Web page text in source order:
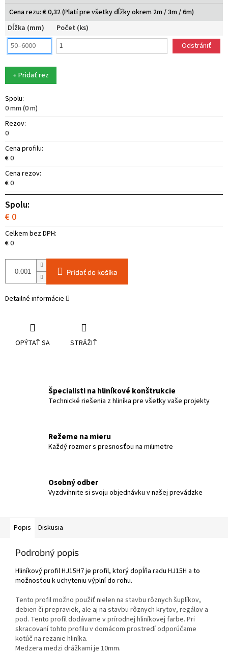
Cena rezu: € 0,32 (Platí pre všetky dĺžky okrem 2m / 3m / 6m)
Dĺžka (mm)
Počet (ks)
Odstrániť
+ Pridať rez
Spolu:
0 mm (0 m)
Rezov:
0
Cena profilu:
€ 0
Cena rezov:
€ 0
Spolu:
€ 0
Celkem bez DPH:
€ 0
Pridať do košíka
Detailné informácie
OPÝTAŤ SA STRÁŽIŤ
Špecialisti na hliníkové konštrukcie
Technické riešenia z hliníka pre všetky vaše projekty
Režeme na mieru
Každý rozmer s presnosťou na milimetre
Osobný odber
Vyzdvihnite si svoju objednávku v našej prevádzke
Popis Diskusia
Podrobný popis
Hliníkový profil HJ15H7 je profil, ktorý dopĺňa radu HJ15H a to
možnosťou k uchyteniu výplní do rohu.
Tento profil možno použiť nielen na stavbu rôznych šuplíkov,
debien či prepraviek, ale aj na stavbu rôznych krytov, regálov a
pod. Tento profil dodávame v prírodnej hliníkovej farbe. Pri
skracovaní tohto profilu v domácom prostredí odporúčame
kotúč na rezanie hliníka.
Medzera medzi drážkami je 10mm.